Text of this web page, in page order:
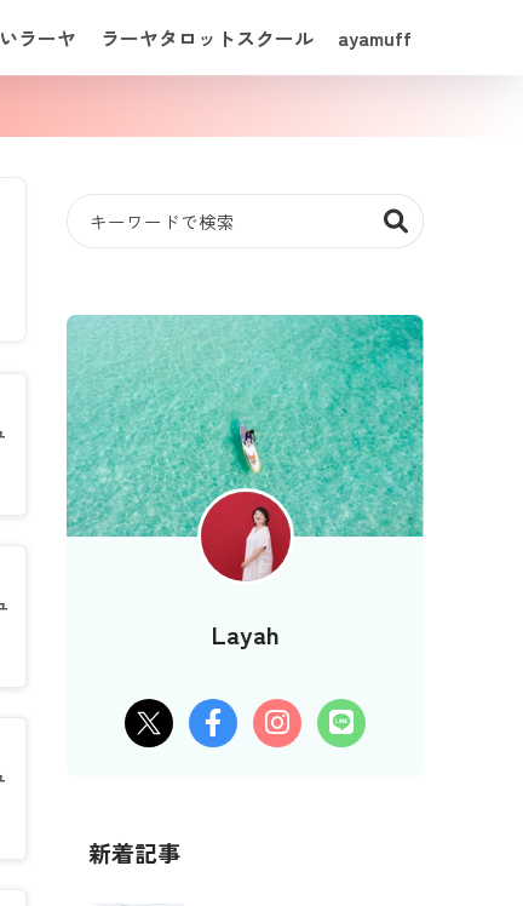
ラーヤ ラーヤタロットスクール ayamuff
Layah
新着記事